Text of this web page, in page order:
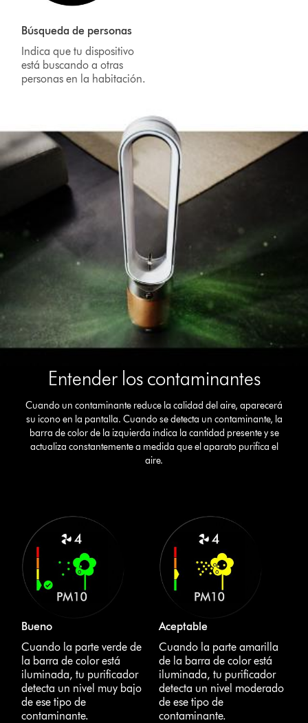
Búsqueda de personas
Indica que tu dispositivo
está buscando a otras
personas en la habitación.
Entender los contaminantes
Cuando un contaminante reduce la calidad del aire, aparecerá
su icono en la pantalla. Cuando se detecta un contaminante, la
barra de color de la izquierda indica la cantidad presente y se
actualiza constantemente a medida que el aparato purifica el
aire.
Bueno
Cuando la parte verde de
la barra de color está
iluminada, tu purificador
detecta un nivel muy bajo
de ese tipo de
contaminante.
Aceptable
Cuando la parte amarilla
de la barra de color está
iluminada, tu purificador
detecta un nivel moderado
de ese tipo de
contaminante.